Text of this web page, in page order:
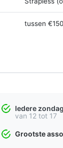
tussen
Iedere
van 12 tot 17
Grootste